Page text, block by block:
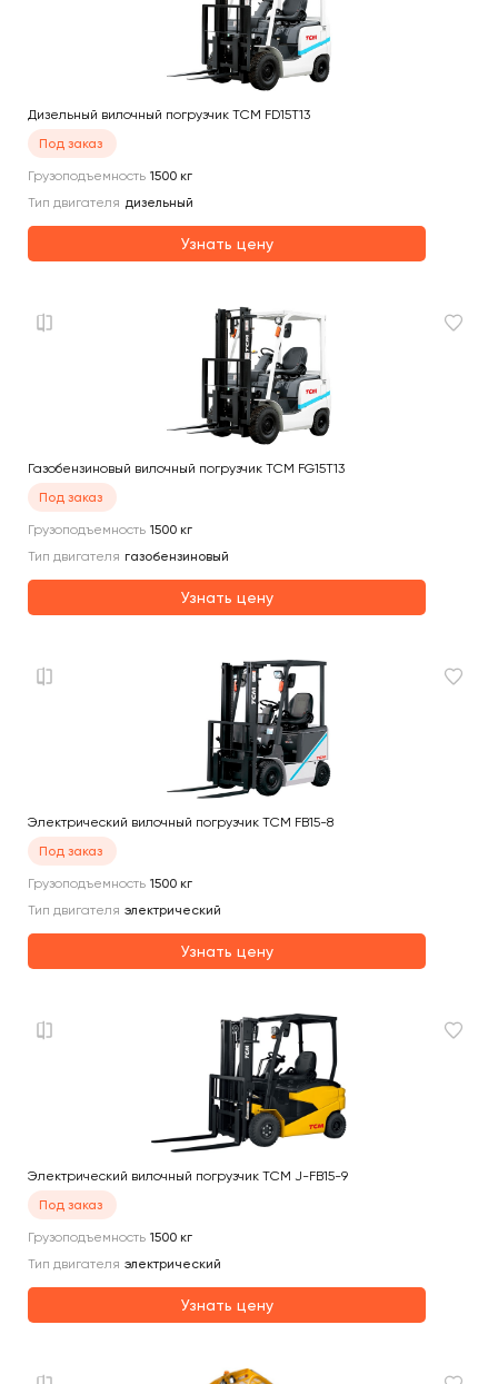
Дизельный вилочный погрузчик TCM FD15T13
Под заказ
Грузоподъемность 1500 кг
Тип двигателя дизельный
Узнать цену
Газобензиновый вилочный погрузчик TCM FG15T13
Под заказ
Грузоподъемность 1500 кг
Тип двигателя газобензиновый
Узнать цену
Электрический вилочный погрузчик TCM FB15-8
Под заказ
Грузоподъемность 1500 кг
Тип двигателя электрический
Узнать цену
Электрический вилочный погрузчик TCM J-FB15-9
Под заказ
Грузоподъемность 1500 кг
Тип двигателя электрический
Узнать цену